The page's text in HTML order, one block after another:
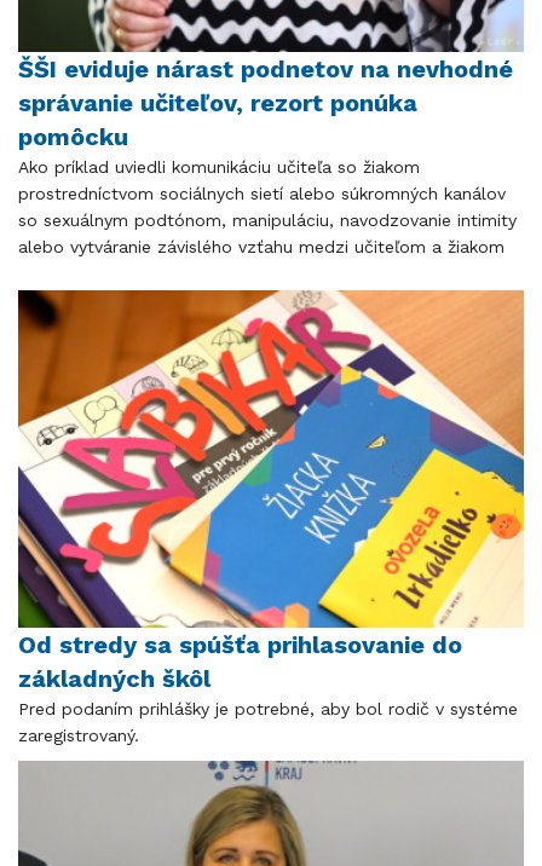
ŠŠI eviduje nárast podnetov na nevhodné
správanie učiteľov, rezort ponúka
pomôcku
Ako príklad uviedli komunikáciu učiteľa so žiakom
prostredníctvom sociálnych sietí alebo súkromných kanálov
so sexuálnym podtónom, manipuláciu, navodzovanie intimity
alebo vytváranie závislého vzťahu medzi učiteľom a žiakom
Od stredy sa spúšťa prihlasovanie do
základných škôl
Pred podaním prihlášky je potrebné, aby bol rodič v systéme
zaregistrovaný.